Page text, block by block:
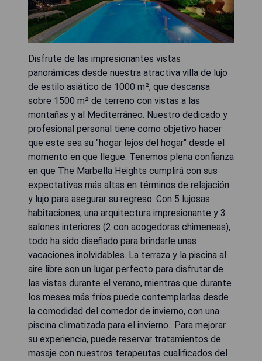
Disfrute de las impresionantes vistas
panorámicas desde nuestra atractiva villa de lujo
de estilo asiático de 1000 m², que descansa
sobre 1500 m² de terreno con vistas a las
montañas y al Mediterráneo. Nuestro dedicado y
profesional personal tiene como objetivo hacer
que este sea su "hogar lejos del hogar" desde el
momento en que llegue. Tenemos plena confianza
en que The Marbella Heights cumplirá con sus
expectativas más altas en términos de relajación
y lujo para asegurar su regreso. Con 5 lujosas
habitaciones, una arquitectura impresionante y 3
salones interiores (2 con acogedoras chimeneas),
todo ha sido diseñado para brindarle unas
vacaciones inolvidables. La terraza y la piscina al
aire libre son un lugar perfecto para disfrutar de
las vistas durante el verano, mientras que durante
los meses más fríos puede contemplarlas desde
la comodidad del comedor de invierno, con una
piscina climatizada para el invierno.. Para mejorar
su experiencia, puede reservar tratamientos de
masaje con nuestros terapeutas cualificados del